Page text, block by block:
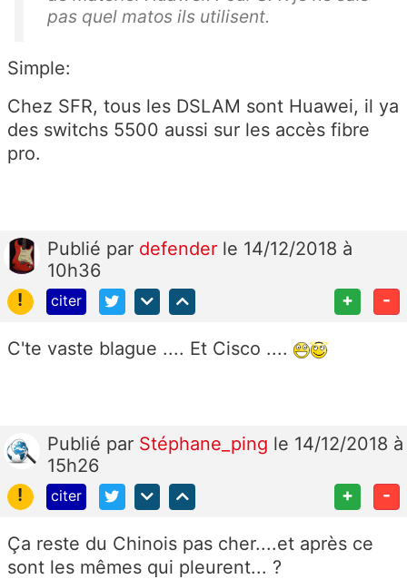
pas quel matos ils utilisent.
Simple:
Chez SFR, tous les DSLAM sont Huawei, il ya
des switchs 5500 aussi sur les accès fibre
pro.
Publié par defender le 14/12/2018 à
10h36
!
citer + -
C'te vaste blague .... Et Cisco ....
Publié par Stéphane_ping le 14/12/2018 à
15h26
!
citer + -
Ça reste du Chinois pas cher....et après ce
sont les mêmes qui pleurent... ?